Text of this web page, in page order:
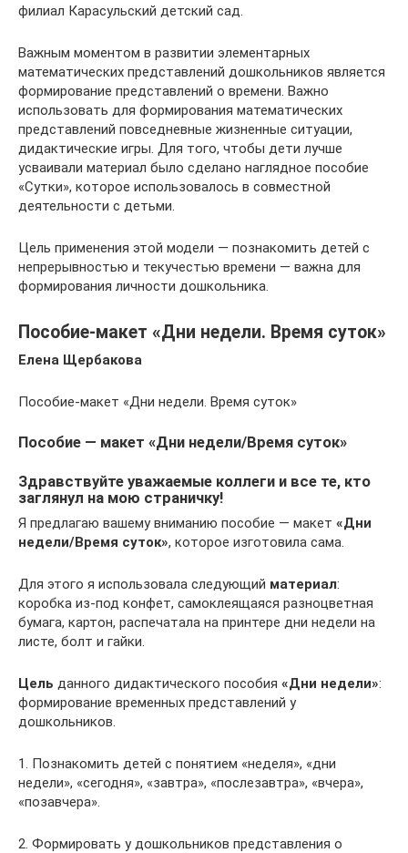
филиал Карасульский детский сад.
Важным моментом в развитии элементарных
математических представлений дошкольников является
формирование представлений о времени. Важно
использовать для формирования математических
представлений повседневные жизненные ситуации,
дидактические игры. Для того, чтобы дети лучше
усваивали материал было сделано наглядное пособие
«Сутки», которое использовалось в совместной
деятельности с детьми.
Цель применения этой модели — познакомить детей с
непрерывностью и текучестью времени — важна для
формирования личности дошкольника.
Пособие-макет «Дни недели. Время суток»
Елена Щербакова
Пособие-макет «Дни недели. Время суток»
Пособие — макет «Дни недели/Время суток»
Здравствуйте уважаемые коллеги и все те, кто
заглянул на мою страничку!
Я предлагаю вашему вниманию пособие — макет «Дни
недели/Время суток», которое изготовила сама.
Для этого я использовала следующий материал:
коробка из-под конфет, самоклеящаяся разноцветная
бумага, картон, распечатала на принтере дни недели на
листе, болт и гайки.
Цель данного дидактического пособия «Дни недели»:
формирование временных представлений у
дошкольников.
1. Познакомить детей с понятием «неделя», «дни
недели», «сегодня», «завтра», «послезавтра», «вчера»,
«позавчера».
2. Формировать у дошкольников представления о